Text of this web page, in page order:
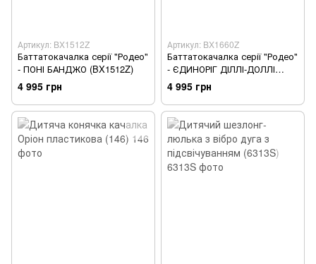
Артикул: BX1512Z
Баттатокачалка серії "Родео"
- ПОНІ БАНДЖО (BX1512Z)
4 995 грн
Артикул: BX1660Z
Баттатокачалка серії "Родео"
- ЄДИНОРІГ ДІЛЛІ-ДОЛЛІ
(BX1660Z)
4 995 грн